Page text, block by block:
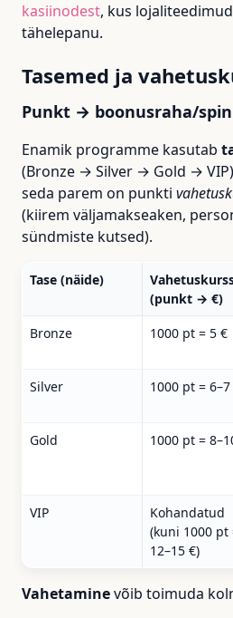
kasiinodest, kus
tähelepanu.
Tasemed ja
Punkt → boonusraha/
Enamik programme kasutab
(Bronze → Silver → Gold →
seda parem on punkti
(kiirem väljamakseaken,
sündmiste kutsed).
Tase (näide)
(punkt → €)
Bronze 1000 pt = 5 €
Silver
1000 pt =
Gold
1000 pt =
VIP
Kohandatud
(kuni 1000 pt
12–15 €)
Vahetaminevõib toimuda